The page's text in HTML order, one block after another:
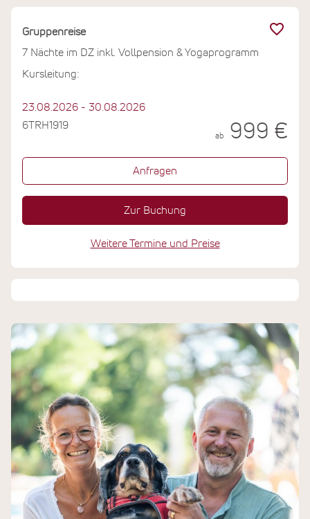
Gruppenreise
7 Nächte im DZ inkl. Vollpension & Yogaprogramm
Kursleitung:
23.08.2026 - 30.08.2026
6TRH1919
ab 999 €
Anfragen
Zur Buchung
Weitere Termine und Preise